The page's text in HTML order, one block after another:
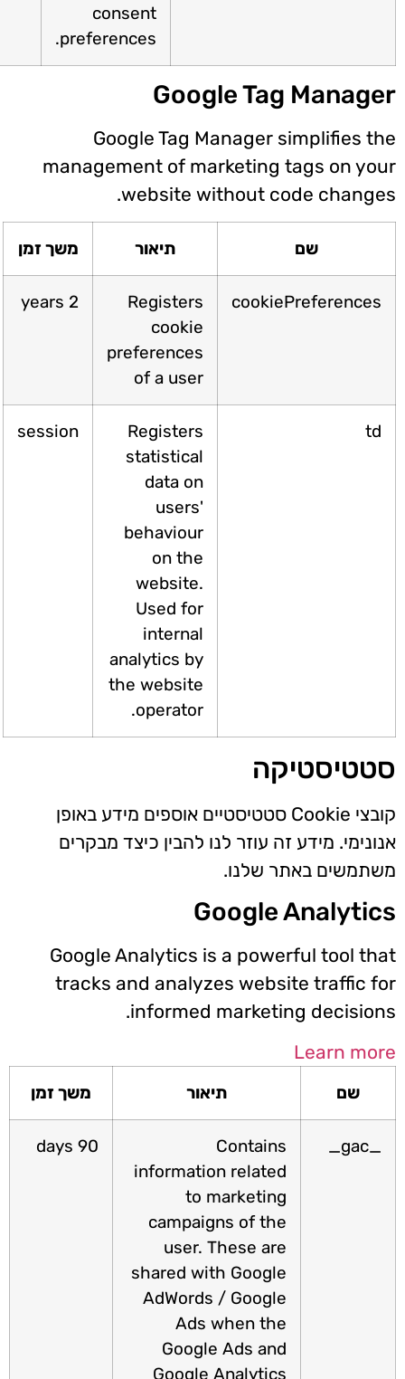
consent
preferences.
Google Tag
Google Tag Manager simplifies
management of marketing tags on
website without code
תיאור משך זמן
cookiePreferences
Registers
cookie
preferences
of a user
Registers
statistical
data on
users'
behaviour
on the
website.
Used for
internal
analytics by
the website
operator.
session
קובצי Cookie סטטיסטיים אוספים מידע באופן
מידע זה עוזר לנו להבין כיצד מבקרים
באתר שלנו.
Google
Google Analytics is a powerful tool
tracks and analyzes website traffic
informed marketing
Learn
תיאור משך זמן
Contains
information related
to marketing
campaigns of the
user. These are
shared with Google
AdWords / Google
Ads when the
Google Ads and
Google Analytics